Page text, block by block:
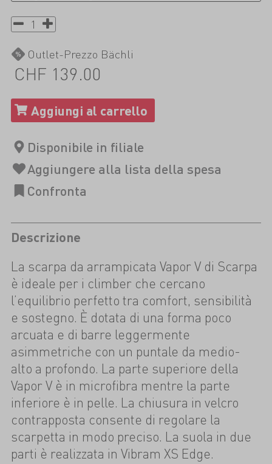
Outlet-Prezzo Bächli
CHF 139.00
Descrizione
La scarpa da arrampicata Vapor V di Scarpa
è ideale per i climber che cercano
l’equilibrio perfetto tra comfort, sensibilità
e sostegno. È dotata di una forma poco
arcuata e di barre leggermente
asimmetriche con un puntale da medio-
alto a profondo. La parte superiore della
Vapor V è in microfibra mentre la parte
inferiore è in pelle. La chiusura in velcro
contrapposta consente di regolare la
scarpetta in modo preciso. La suola in due
parti è realizzata in Vibram XS Edge.